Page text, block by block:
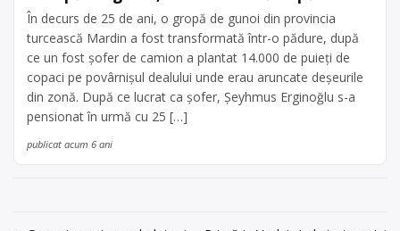
În decurs de 25 de ani, o gropă de gunoi din provincia
turcească Mardin a fost transformată într-o pădure, după
ce un fost șofer de camion a plantat 14.000 de puieți de
copaci pe povârnișul dealului unde erau aruncate deșeurile
din zonă. După ce lucrat ca șofer, Şeyhmus Erginoğlu s-a
pensionat în urmă cu 25 […]
publicat acum 6 ani